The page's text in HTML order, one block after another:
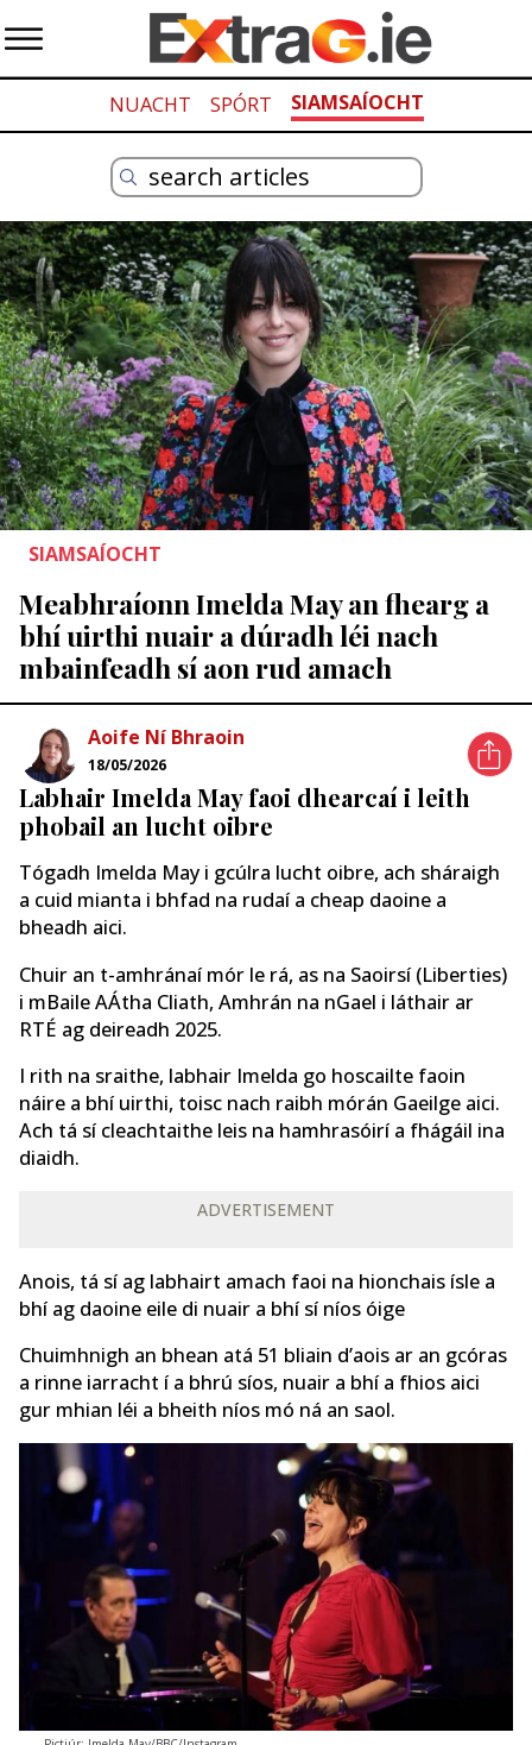
NUACHT SPÓRT SIAMSAÍOCHT
SIAMSAÍOCHT
Meabhraíonn Imelda May an fhearg a
bhí uirthi nuair a dúradh léi nach
mbainfeadh sí aon rud amach
Aoife Ní Bhraoin
18/05/2026
Labhair Imelda May faoi dhearcaí i leith
phobail an lucht oibre
Tógadh Imelda May i gcúlra lucht oibre, ach sháraigh
a cuid mianta i bhfad na rudaí a cheap daoine a
bheadh ​​aici.
Chuir an t-amhránaí mór le rá, as na Saoirsí (Liberties)
i mBaile AÁtha Cliath, Amhrán na nGael i láthair ar
RTÉ ag deireadh 2025.
I rith na sraithe, labhair Imelda go hoscailte faoin
náire a bhí uirthi, toisc nach raibh mórán Gaeilge aici.
Ach tá sí cleachtaithe leis na hamhrasóirí a fhágáil ina
diaidh.
ADVERTISEMENT
Anois, tá sí ag labhairt amach faoi ​​na hionchais ísle a
bhí ag daoine eile di nuair a bhí sí níos óige
Chuimhnigh an bhean atá 51 bliain d’aois ar an gcóras
a rinne iarracht í a bhrú síos, nuair a bhí a fhios aici
gur mhian léi a bheith níos mó ná an saol.